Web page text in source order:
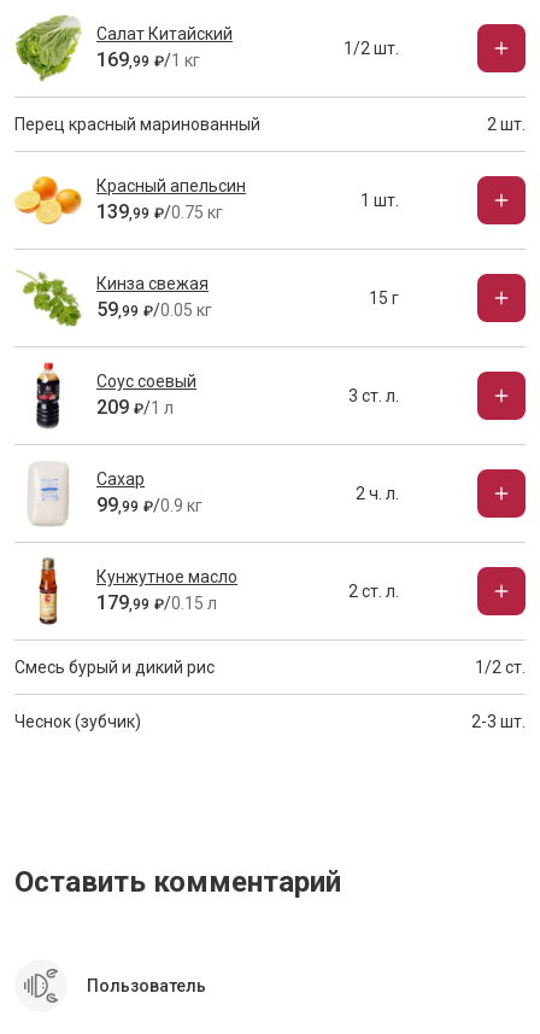
Салат Китайский
169,99 ₽/1 кг
1/2 шт.
Перец красный маринованный 2 шт.
Красный апельсин
139,99 ₽/0.75 кг
1 шт.
Кинза свежая
59,99 ₽/0.05 кг
15 г
Соус соевый
209 ₽/1 л
3 ст. л.
Сахар
99,99 ₽/0.9 кг
2 ч. л.
Кунжутное масло
179,99 ₽/0.15 л
2 ст. л.
Смесь бурый и дикий рис 1/2 ст.
Чеснок (зубчик) 2-3 шт.
Оставить комментарий
Пользователь